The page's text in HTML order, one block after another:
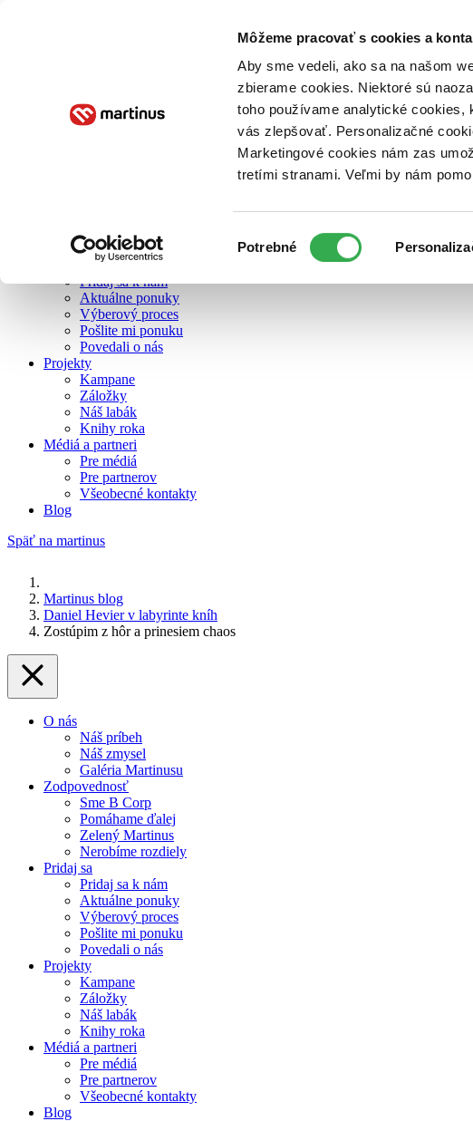
Môžeme pracovať s cookies a
Aby sme vedeli, ako sa na našom
zbierame cookies. Niektoré sú
toho používame analytické cookies,
vás zlepšovať. Personalizačné
Marketingové cookies nám zas
tretími stranami. Veľmi by nám
súhlasu
Potrebné
O nás
Zelený Martinus
Nerobíme rozdiely
Pridaj sa k nám
Aktuálne ponuky
Výberový proces
Pošlite mi ponuku
Povedali o nás
Projekty
Kampane
Záložky
Náš labák
Knihy roka
Médiá a partneri
Pre médiá
Pre partnerov
Všeobecné kontakty
Blog
Späť na martinus
Martinus blog
Daniel Hevier v labyrinte kníh
Zostúpim z hôr a prinesiem chaos
O nás
Náš príbeh
Náš zmysel
Galéria Martinusu
Zodpovednosť
Sme B Corp
Pomáhame ďalej
Zelený Martinus
Nerobíme rozdiely
Pridaj sa
Pridaj sa k nám
Aktuálne ponuky
Výberový proces
Pošlite mi ponuku
Povedali o nás
Projekty
Kampane
Záložky
Náš labák
Knihy roka
Médiá a partneri
Pre médiá
Pre partnerov
Všeobecné kontakty
Blog